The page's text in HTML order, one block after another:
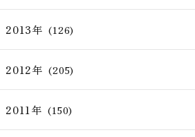
2013年 (126)
2012年 (205)
2011年 (150)